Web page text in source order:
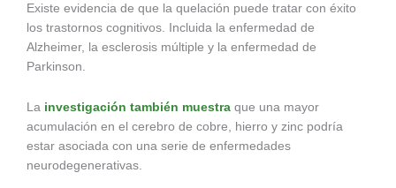
Existe evidencia de que la quelación puede tratar con éxito
los trastornos cognitivos. Incluida la enfermedad de
Alzheimer, la esclerosis múltiple y la enfermedad de
Parkinson.
La investigación también muestra que una mayor
acumulación en el cerebro de cobre, hierro y zinc podría
estar asociada con una serie de enfermedades
neurodegenerativas.